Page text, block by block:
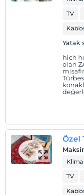
2 yaşına kadar
TV
Yatak
hich
olan
Klima
TV